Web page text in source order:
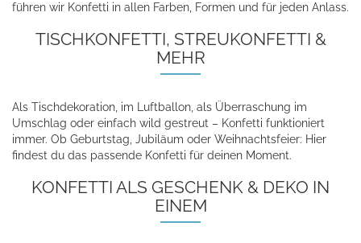
führen wir Konfetti in allen Farben, Formen und für jeden Anlass.
TISCHKONFETTI, STREUKONFETTI &
MEHR
Als Tischdekoration, im Luftballon, als Überraschung im
Umschlag oder einfach wild gestreut – Konfetti funktioniert
immer. Ob Geburtstag, Jubiläum oder Weihnachtsfeier: Hier
findest du das passende Konfetti für deinen Moment.
KONFETTI ALS GESCHENK & DEKO IN
EINEM